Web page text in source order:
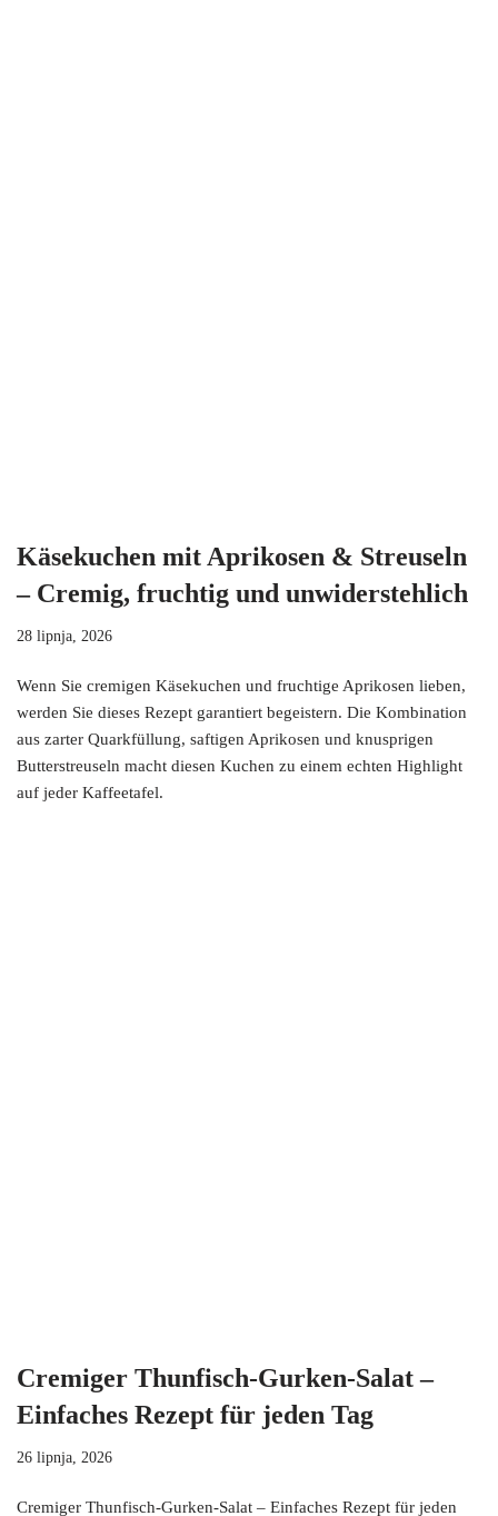
Käsekuchen mit Aprikosen & Streuseln
– Cremig, fruchtig und unwiderstehlich
28 lipnja, 2026
Wenn Sie cremigen Käsekuchen und fruchtige Aprikosen lieben,
werden Sie dieses Rezept garantiert begeistern. Die Kombination
aus zarter Quarkfüllung, saftigen Aprikosen und knusprigen
Butterstreuseln macht diesen Kuchen zu einem echten Highlight
auf jeder Kaffeetafel.
Cremiger Thunfisch-Gurken-Salat –
Einfaches Rezept für jeden Tag
26 lipnja, 2026
Cremiger Thunfisch-Gurken-Salat – Einfaches Rezept für jeden